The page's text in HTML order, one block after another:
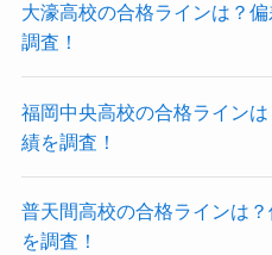
大濠高校の合格ラインは？
調査！
福岡中央高校の合格ライン
績を調査！
普天間高校の合格ラインは
を調査！